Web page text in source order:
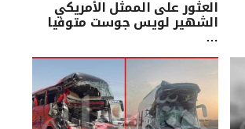
العثور على الممثل الأمريكي
الشهير لويس جوست متوفيا
…